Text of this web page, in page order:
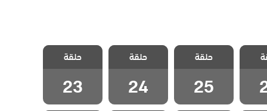
مسلسل الدخيل
2 مدبلج الحلقة
25
حلقة
25
مسلسل الدخيل
2 مدبلج الحلقة
24
حلقة
24
مسلسل الدخيل
2 مدبلج الحلقة
23
حلقة
23